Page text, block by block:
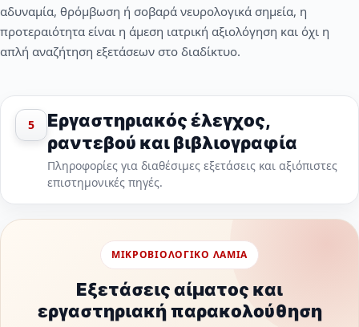
αδυναμία, θρόμβωση ή σοβαρά νευρολογικά σημεία, η
προτεραιότητα είναι η άμεση ιατρική αξιολόγηση και όχι η
απλή αναζήτηση εξετάσεων στο διαδίκτυο.
5
Εργαστηριακός έλεγχος,
ραντεβού και βιβλιογραφία
Πληροφορίες για διαθέσιμες εξετάσεις και αξιόπιστες
επιστημονικές πηγές.
ΜΙΚΡΟΒΙΟΛΟΓΙΚΟ ΛΑΜΙΑ
Εξετάσεις αίματος και
εργαστηριακή παρακολούθηση